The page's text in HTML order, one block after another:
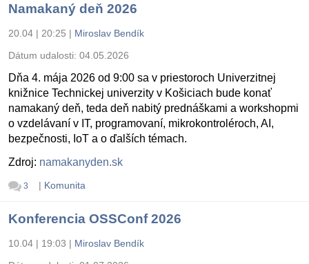
Namakaný deň 2026
20.04 | 20:25 | Miroslav Bendík
Dátum udalosti: 04.05.2026
Dňa 4. mája 2026 od 9:00 sa v priestoroch Univerzitnej
knižnice Technickej univerzity v Košiciach bude konať
namakaný deň, teda deň nabitý prednáškami a workshopmi
o vzdelávaní v IT, programovaní, mikrokontroléroch, AI,
bezpečnosti, IoT a o ďalších témach.
Zdroj: namakanyden.sk
3 | Komunita
Konferencia OSSConf 2026
10.04 | 19:03 | Miroslav Bendík